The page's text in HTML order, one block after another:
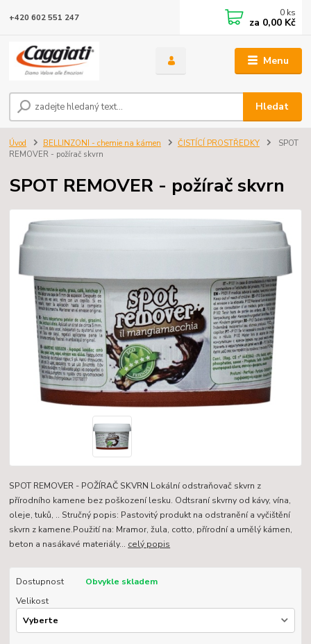
Menu
Hledat
+420 602 551 247 0 ks
za 0,00 Kč
Úvod BELLINZONI - chemie na kámen ČISTÍCÍ PROSTŘEDKY
SPOT
REMOVER - požírač skvrn
SPOT REMOVER - požírač skvrn
SPOT REMOVER - POŽÍRAČ SKVRN Lokální odstraňovač skvrn z
přírodního kamene bez poškození lesku. Odtsraní skvrny od kávy, vína,
oleje, tuků, .. Stručný popis: Pastovitý produkt na odstranění a vyčištění
skvrn z kamene.Použití na: Mramor, žula, cotto, přírodní a umělý kámen,
beton a nasákavé materiály... celý popis
Dostupnost
Obvykle skladem
Velikost